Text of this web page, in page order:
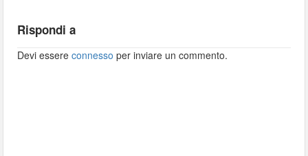
Rispondi a
Devi essereconnesso per inviare un commento.